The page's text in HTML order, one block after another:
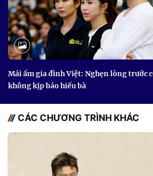
Mái ấm gia đình Việt: Nghẹn lòng trước
không kịp báo hiếu bà
CÁC CHƯƠNG TRÌNH KHÁC